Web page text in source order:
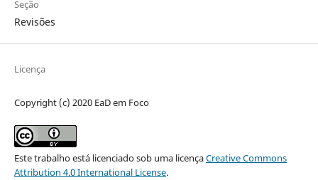
Seção
Revisões
Licença
Copyright (c) 2020 EaD em Foco
Este trabalho está licenciado sob uma licençaCreative Commons
Attribution 4.0 International License.